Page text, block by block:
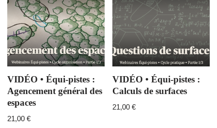
VIDÉO • Équi-pistes :
Agencement général des
espaces
21,00 €
VIDÉO • Équi-pistes :
Calculs de surfaces
21,00€